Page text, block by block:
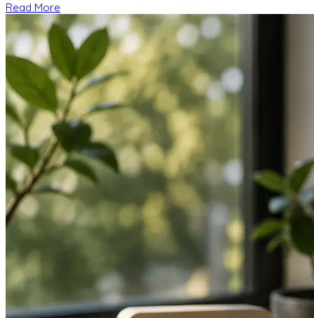
Read More